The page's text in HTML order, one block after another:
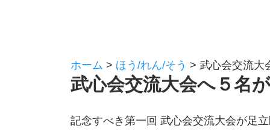
ホーム > ほう/れん/そう > 武心会交流大
武心会交流大会へ５名
記念すべき第一回 武心会交流大会が足